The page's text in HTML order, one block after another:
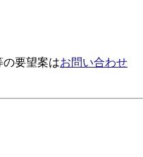
要望案はお問い合わせ